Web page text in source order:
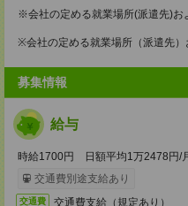
※会社の定める就業場所(派遣先)お
※会社の定める就業場所（派遣先）
募集情報
給与
時給1700円 日額平均1万2478円/
交通費別途支給あり
交通費 交通費支給（規定あり）